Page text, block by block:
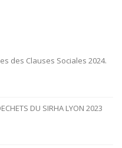
des Clauses Sociales 2024.
DU SIRHA LYON 2023